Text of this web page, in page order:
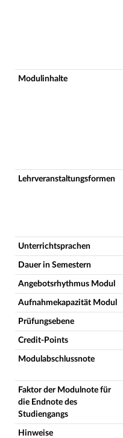
Modulinhalte
Lehrveranstaltungsformen
Unterrichtsprachen
Dauer in Semestern
Angebotsrhythmus Modul
Aufnahmekapazität Modul
Prüfungsebene
Credit-Points
Modulabschlussnote
Faktor der Modulnote für
die Endnote des
Studiengangs
Hinweise